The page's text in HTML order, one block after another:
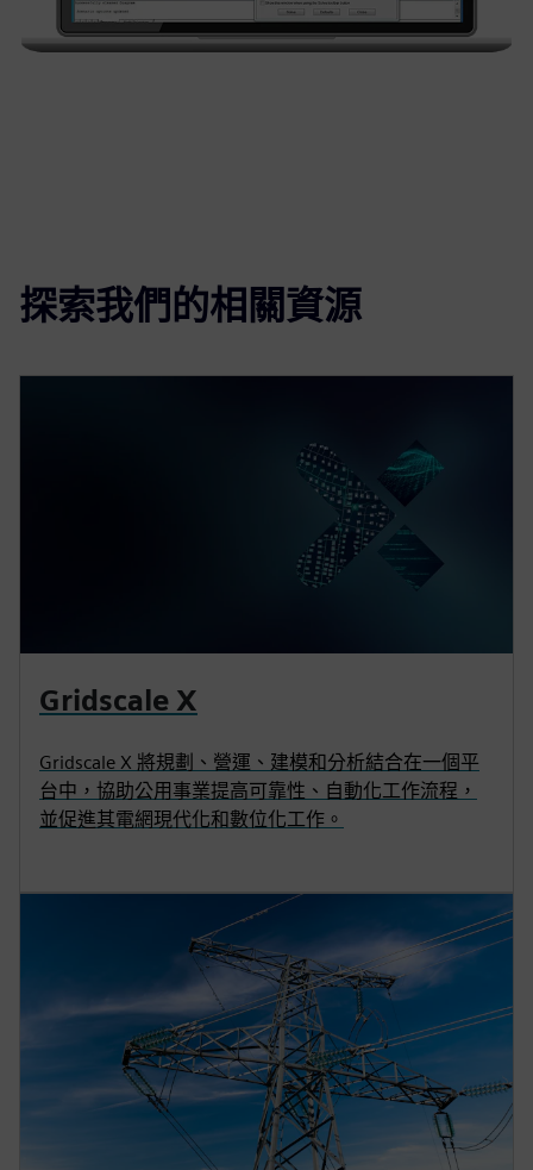
探索我們的相關資源
Gridscale X
Gridscale X 將規劃、營運、建模和分析結合在一個平
台中，協助公用事業提高可靠性、自動化工作流程，
並促進其電網現代化和數位化工作。